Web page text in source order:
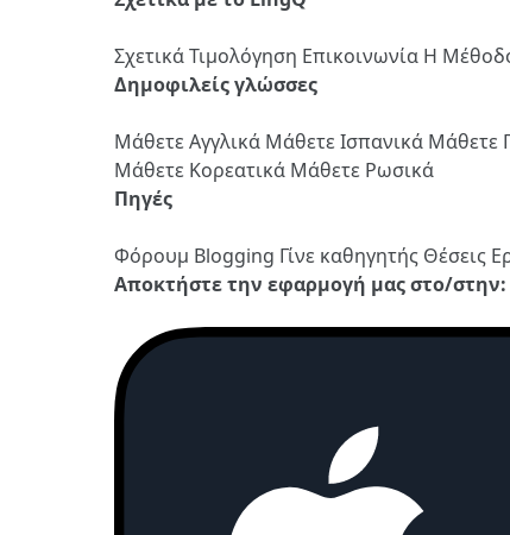
ΣχετικάΤιμολόγηση Επικοινωνία Η
Δημοφιλείς γλώσσες
Μάθετε Αγγλικά Μάθετε Ισπανικά Μάθετε
Μάθετε Κορεατικά Μάθετε Ρωσικά
Πηγές
Φόρουμ Blogging Γίνε καθηγητής Θέσεις
Αποκτήστε την εφαρμογή μας στο/στην: